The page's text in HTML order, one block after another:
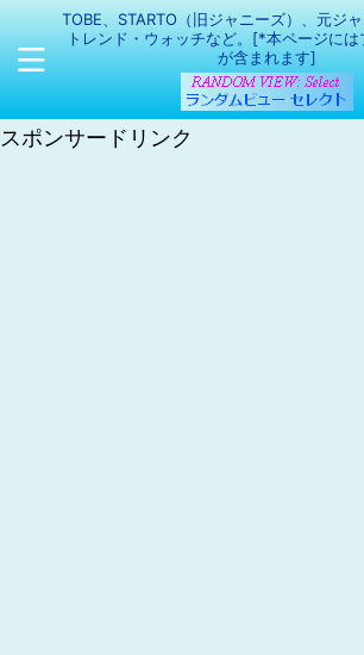
TOBE、STARTO（旧ジャニーズ）、元ジ
トレンド・ウォッチなど。[*本ページには
が含まれます]
スポンサードリンク